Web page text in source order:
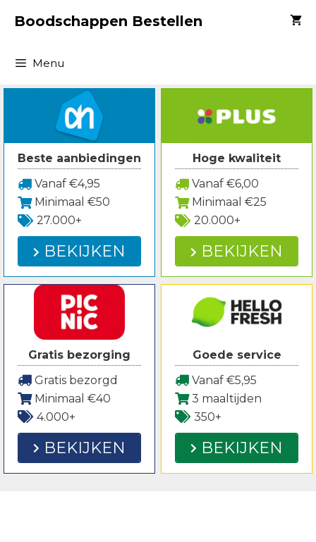
naarBoodschappen Bestellen
Menu
Beste aanbiedingen
Vanaf €4,95
Minimaal €50
27.000+
BEKIJKEN
Hoge kwaliteit
Vanaf €6,00
Minimaal €25
20.000+
BEKIJKEN
Gratis bezorging
Gratis bezorgd
Minimaal €40
4.000+
BEKIJKEN
Goede service
Vanaf €5,95
3 maaltijden
350+
BEKIJKEN